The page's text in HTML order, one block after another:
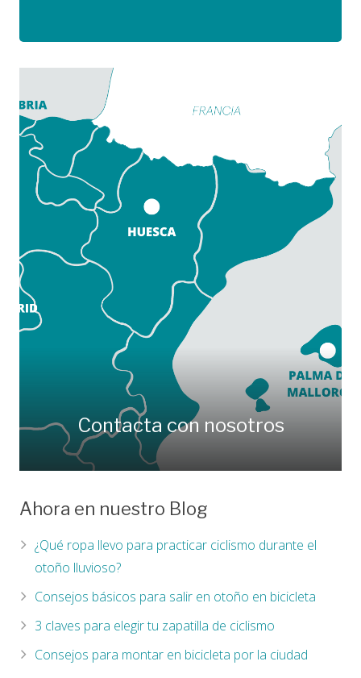
Contacta con nosotros
Ahora en nuestro Blog
¿Qué ropa llevo para practicar ciclismo durante el
otoño lluvioso?
Consejos básicos para salir en otoño en bicicleta
3 claves para elegir tu zapatilla de ciclismo
Consejos para montar en bicicleta por la ciudad